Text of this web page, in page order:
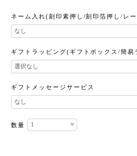
ネーム入れ(刻印素押し/刻印箔押し/レ
ギフトラッピング(ギフトボックス/簡易
ギフトメッセージサービス
数量